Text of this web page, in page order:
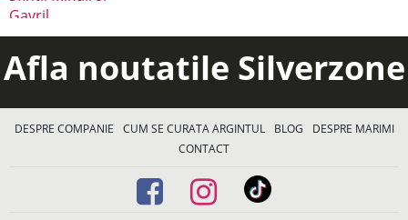
Afla noutatile Silverzone
DESPRE COMPANIE CUM SE CURATA ARGINTUL BLOG
DESPRE MARIMI
CONTACT